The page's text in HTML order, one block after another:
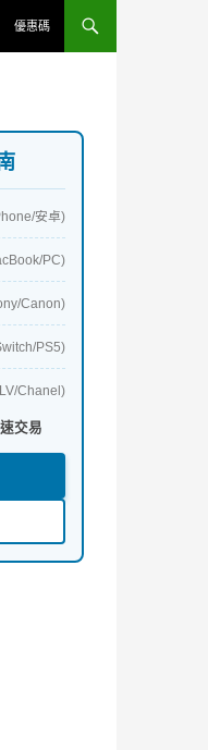
優惠碼
安卓)
PC)
Canon)
PS5)
Chanel)
交易